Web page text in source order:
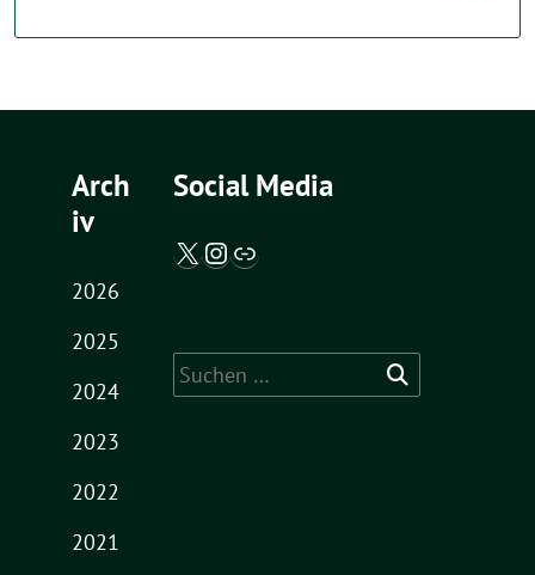
Arch
iv
2026
2025
2024
2023
2022
2021
Social Media
X / Twitter
Instagram
Abgeordnetenwatch
Suche
nach: